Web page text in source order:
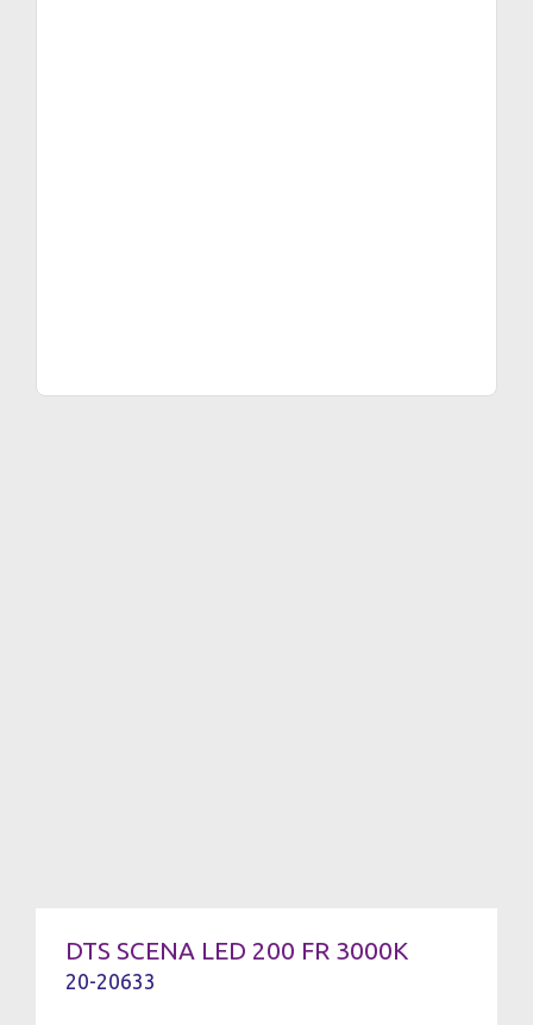
DTS SCENA LED 200 FR 3000K
20-20633